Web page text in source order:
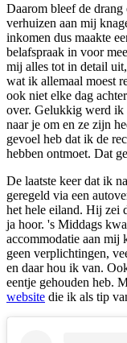
Daarom bleef de drang
verhuizen aan mij
inkomen dus maakte
belafspraak in voor
mij alles tot in detail
wat ik allemaal moest
ook niet elke dag
over. Gelukkig werd ik
naar je om en ze zijn
gevoel heb dat ik de
hebben ontmoet. Dat
De laatste keer dat ik
geregeld via een
het hele eiland. Hij zei
ja hoor. 's Middags
accommodatie aan mij
geen verplichtingen,
en daar hou ik van.
eentje gehouden heb.
website die ik als tip